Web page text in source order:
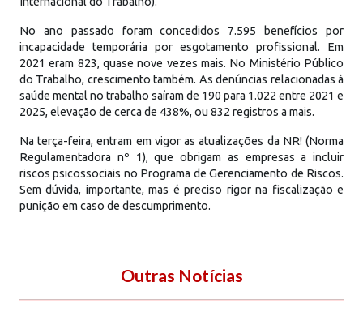
No ano passado foram concedidos 7.595 benefícios por
incapacidade temporária por esgotamento profissional. Em
2021 eram 823, quase nove vezes mais. No Ministério Público
do Trabalho, crescimento também. As denúncias relacionadas à
saúde mental no trabalho saíram de 190 para 1.022 entre 2021 e
2025, elevação de cerca de 438%, ou 832 registros a mais.
Na terça-feira, entram em vigor as atualizações da NR! (Norma
Regulamentadora nº 1), que obrigam as empresas a incluir
riscos psicossociais no Programa de Gerenciamento de Riscos.
Sem dúvida, importante, mas é preciso rigor na fiscalização e
punição em caso de descumprimento.
Outras Notícias